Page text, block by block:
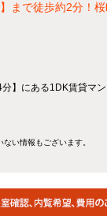
まで徒歩約2分！桜
】にある1DK賃貸マン
い情報もございます。